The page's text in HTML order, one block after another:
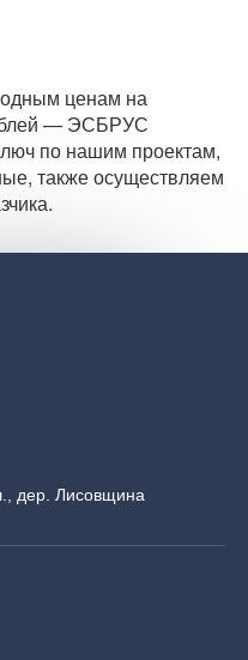
ценам на
— ЭСБРУС
по нашим проектам,
также осуществляем
дер. Лисовщина